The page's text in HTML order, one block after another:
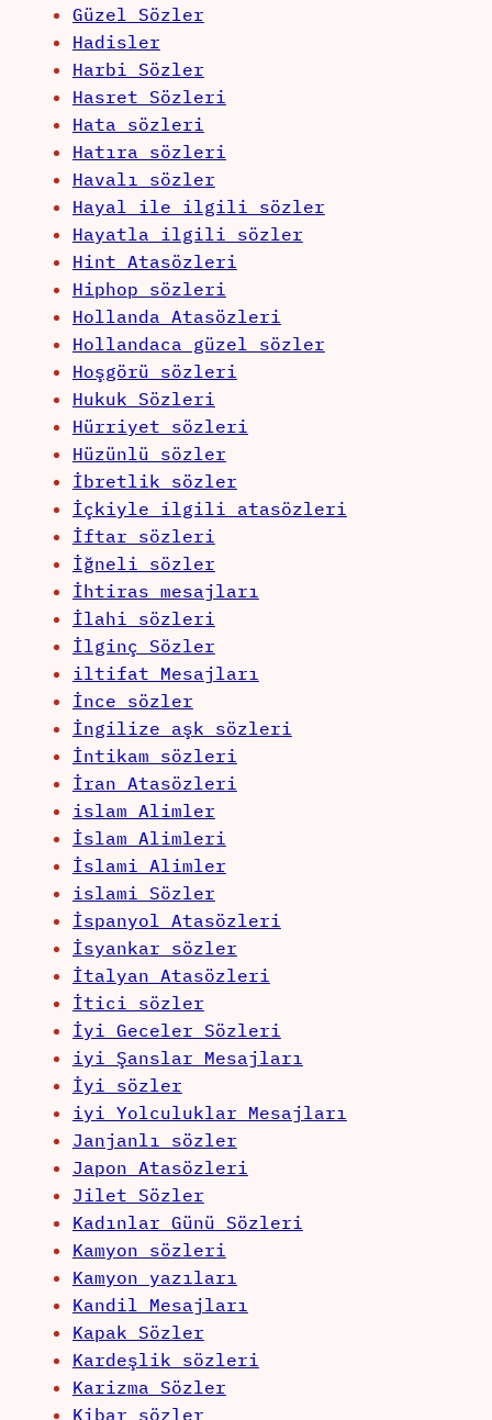
Güzel Sözler
Hadisler
Harbi Sözler
Hasret Sözleri
Hata sözleri
Hatıra sözleri
Havalı sözler
Hayal ile ilgili sözler
Hayatla ilgili sözler
Hint Atasözleri
Hiphop sözleri
Hollanda Atasözleri
Hollandaca güzel sözler
Hoşgörü sözleri
Hukuk Sözleri
Hürriyet sözleri
Hüzünlü sözler
İbretlik sözler
İçkiyle ilgili atasözleri
İftar sözleri
İğneli sözler
İhtiras mesajları
İlahi sözleri
İlginç Sözler
iltifat Mesajları
İnce sözler
İngilize aşk sözleri
İntikam sözleri
İran Atasözleri
islam Alimler
İslam Alimleri
İslami Alimler
islami Sözler
İspanyol Atasözleri
İsyankar sözler
İtalyan Atasözleri
İtici sözler
İyi Geceler Sözleri
iyi Şanslar Mesajları
İyi sözler
iyi Yolculuklar Mesajları
Janjanlı sözler
Japon Atasözleri
Jilet Sözler
Kadınlar Günü Sözleri
Kamyon sözleri
Kamyon yazıları
Kandil Mesajları
Kapak Sözler
Kardeşlik sözleri
Karizma Sözler
Kibar sözler